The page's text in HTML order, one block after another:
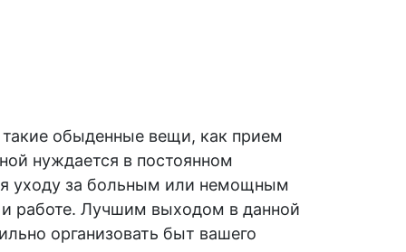
обыденные вещи, как прием
нуждается в постоянном
уходу за больным или немощным
и работе. Лучшим выходом в данной
организовать быт вашего